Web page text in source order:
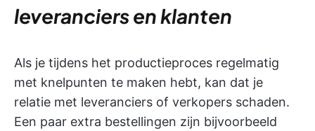
leveranciers en klanten
Als je tijdens het productieproces regelmatig
met knelpunten te maken hebt, kan dat je
relatie met leveranciers of verkopers schaden.
Een paar extra bestellingen zijn bijvoorbeeld